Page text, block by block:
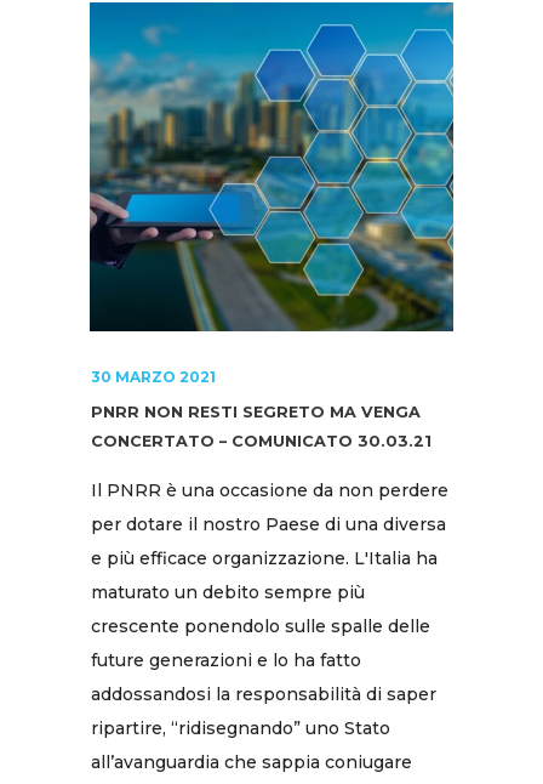
30 MARZO 2021
PNRR NON RESTI SEGRETO MA VENGA
CONCERTATO – COMUNICATO 30.03.21
Il PNRR è una occasione da non perdere
per dotare il nostro Paese di una diversa
e più efficace organizzazione. L'Italia ha
maturato un debito sempre più
crescente ponendolo sulle spalle delle
future generazioni e lo ha fatto
addossandosi la responsabilità di saper
ripartire, “ridisegnando” uno Stato
all’avanguardia che sappia coniugare